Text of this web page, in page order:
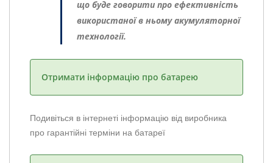
що буде говорити про ефективність
використаної в ньому акумуляторної
технології.
Отримати інформацію про батарею
Подивіться в інтернеті інформацію від виробника
про гарантійні терміни на батареї